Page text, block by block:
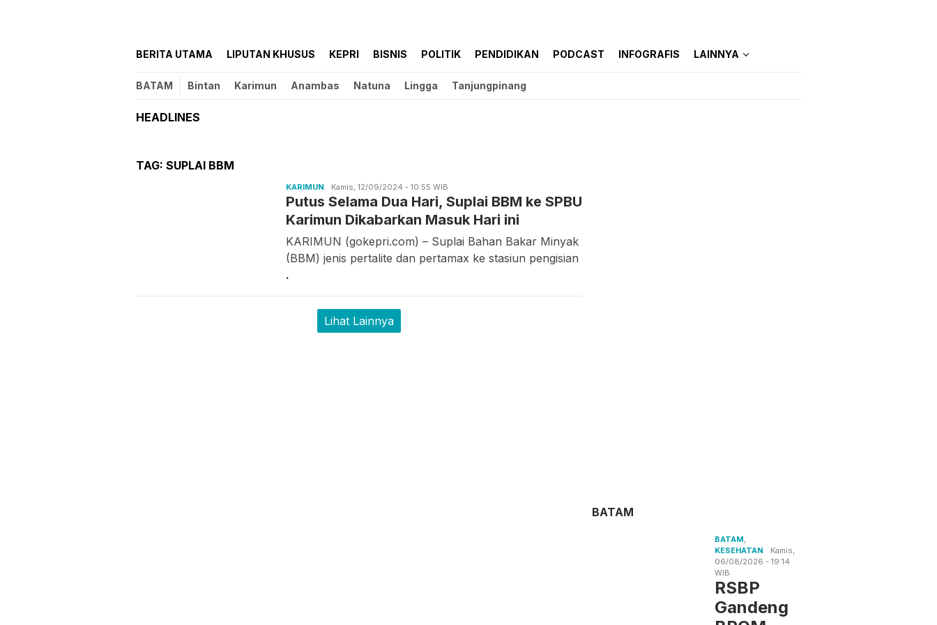
BERITA UTAMA LIPUTAN KHUSUS KEPRI BISNIS POLITIK PENDIDIKAN PODCAST INFOGRAFIS LAINNYA
BATAM Bintan Karimun Anambas Natuna Lingga Tanjungpinang
HEADLINES
TAG: SUPLAI BBM
KARIMUN Ilfitrah
Kamis, 12/09/2024 - 10:55 WIB
Putus Selama Dua Hari, Suplai BBM ke SPBU
Karimun Dikabarkan Masuk Hari ini
KARIMUN (gokepri.com) – Suplai Bahan Bakar Minyak
(BBM) jenis pertalite dan pertamax ke stasiun pengisian
.
Lihat Lainnya
BATAM
BATAM,
KESEHATAN
Kamis,
06/08/2026 - 19:14
WIB
RSBP
Gandeng